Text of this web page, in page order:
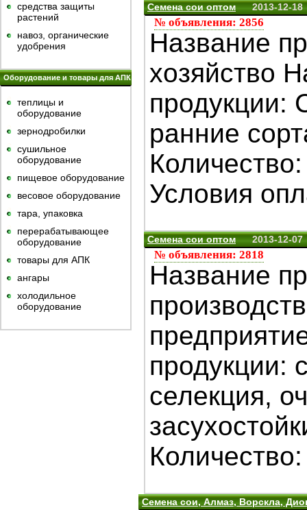
средства защиты
растений
навоз, органические
удобрения
Оборудование и товары для АПК
теплицы и
оборудование
зернодробилки
сушильное
оборудование
пищевое оборудование
весовое оборудование
тара, упаковка
перерабатывающее
оборудование
товары для АПК
ангары
холодильное
оборудование
№ объявления: 2856
Семена сои оптом 2013-12-18
Название
хозяйство
продукции:
ранние
Условия
№ объявления: 2818
Семена сои оптом 2013-12-07
Название
продукции:
селекция,
Семена сои, Алмаз, Ворскла,